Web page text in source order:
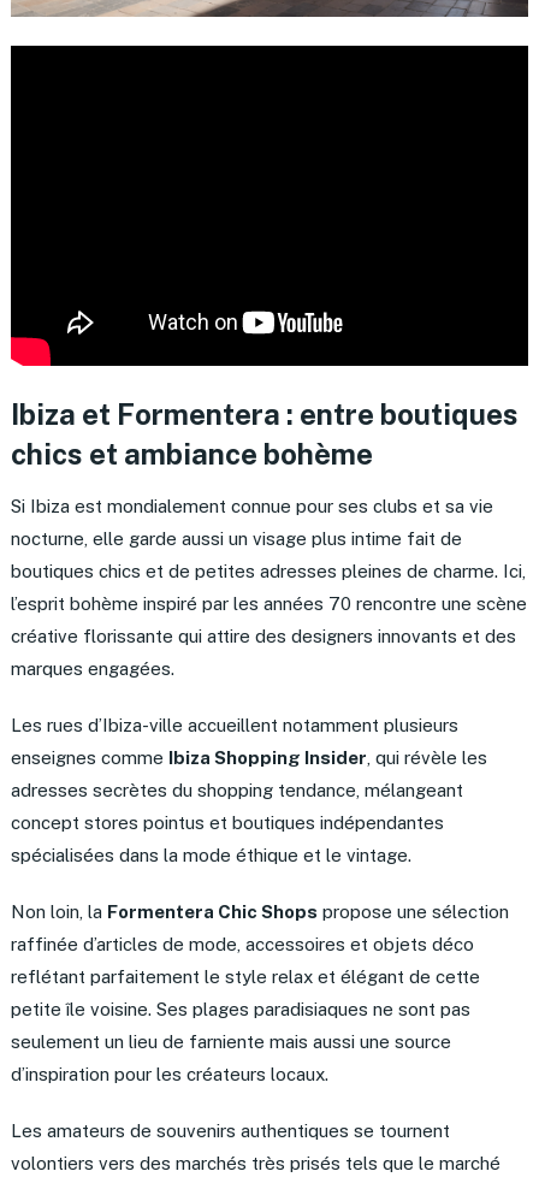
Ibiza et Formentera : entre boutiques
chics et ambiance bohème
Si Ibiza est mondialement connue pour ses clubs et sa vie
nocturne, elle garde aussi un visage plus intime fait de
boutiques chics et de petites adresses pleines de charme. Ici,
l’esprit bohème inspiré par les années 70 rencontre une scène
créative florissante qui attire des designers innovants et des
marques engagées.
Les rues d’Ibiza-ville accueillent notamment plusieurs
enseignes comme Ibiza Shopping Insider , qui révèle les
adresses secrètes du shopping tendance, mélangeant
concept stores pointus et boutiques indépendantes
spécialisées dans la mode éthique et le vintage.
Non loin, la Formentera Chic Shops propose une sélection
raffinée d’articles de mode, accessoires et objets déco
reflétant parfaitement le style relax et élégant de cette
petite île voisine. Ses plages paradisiaques ne sont pas
seulement un lieu de farniente mais aussi une source
d’inspiration pour les créateurs locaux.
Les amateurs de souvenirs authentiques se tournent
volontiers vers des marchés très prisés tels que le marché